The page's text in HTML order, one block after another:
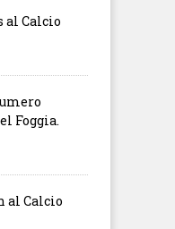
al Calcio
Foggia.
al Calcio